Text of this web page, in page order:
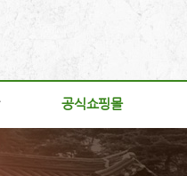
공식쇼핑몰
공식쇼핑몰